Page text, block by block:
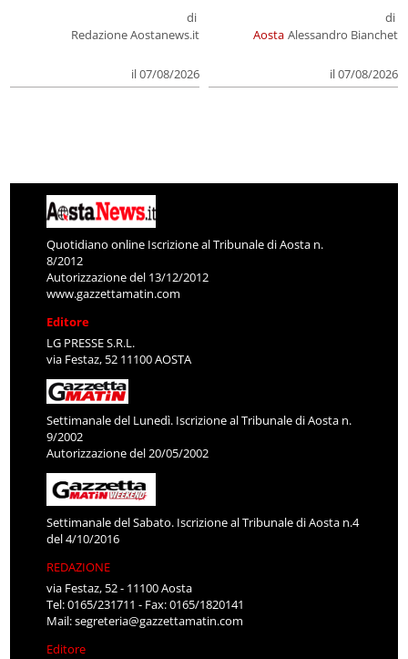
di
Redazione Aostanews.it
il 07/08/2026
Aosta
di
Alessandro Bianchet
il 07/08/2026
Quotidiano online Iscrizione al Tribunale di Aosta n.
8/2012
Autorizzazione del 13/12/2012
www.gazzettamatin.com
Editore
LG PRESSE S.R.L.
via Festaz, 52 11100 AOSTA
Settimanale del Lunedì. Iscrizione al Tribunale di Aosta n.
9/2002
Autorizzazione del 20/05/2002
Settimanale del Sabato. Iscrizione al Tribunale di Aosta n.4
del 4/10/2016
REDAZIONE
via Festaz, 52 - 11100 Aosta
Tel: 0165/231711 - Fax: 0165/1820141
Mail:segreteria@gazzettamatin.com
Editore